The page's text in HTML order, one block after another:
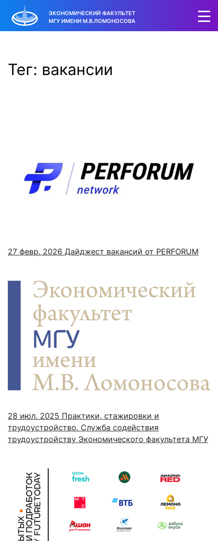
ЭКОНОМИЧЕСКИЙ ФАКУЛЬТЕТ
МГУ ИМЕНИ М.В.ЛОМОНОСОВА
Тег: вакансии
27 февр. 2026 Дайджест вакансий от PERFORUM
28 июл. 2025 Практики, стажировки и
трудоустройство. Служба содействия
трудоустройству Экономического факультета МГУ